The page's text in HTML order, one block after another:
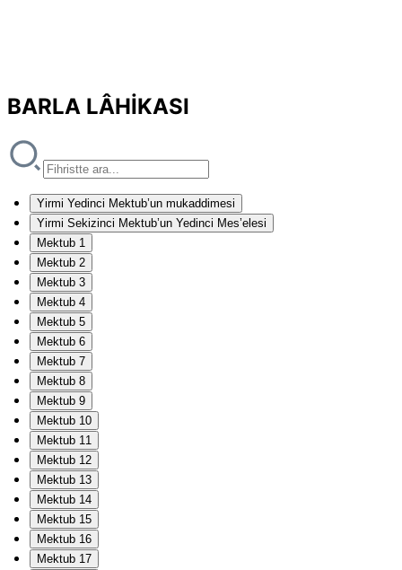
BARLA LÂHİKASI
Yirmi Yedinci Mektub’un mukaddimesi
Yirmi Sekizinci Mektub’un Yedinci Mes’elesi
Mektub 1
Mektub 2
Mektub 3
Mektub 4
Mektub 5
Mektub 6
Mektub 7
Mektub 8
Mektub 9
Mektub 10
Mektub 11
Mektub 12
Mektub 13
Mektub 14
Mektub 15
Mektub 16
Mektub 17